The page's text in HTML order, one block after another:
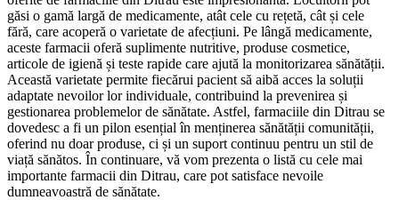
găsi o gamă largă de medicamente, atât cele cu rețetă, cât și cele
fără, care acoperă o varietate de afecțiuni. Pe lângă medicamente,
aceste farmacii oferă suplimente nutritive, produse cosmetice,
articole de igienă și teste rapide care ajută la monitorizarea sănătății.
Această varietate permite fiecărui pacient să aibă acces la soluții
adaptate nevoilor lor individuale, contribuind la prevenirea și
gestionarea problemelor de sănătate. Astfel, farmaciile din Ditrau se
dovedesc a fi un pilon esențial în menținerea sănătății comunității,
oferind nu doar produse, ci și un suport continuu pentru un stil de
viață sănătos. În continuare, vă vom prezenta o listă cu cele mai
importante farmacii din Ditrau, care pot satisface nevoile
dumneavoastră de sănătate.